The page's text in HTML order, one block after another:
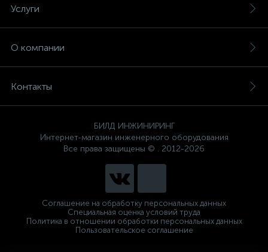
Услуги
О компании
Контакты
БИЛД ИНЖИНИРИНГ
Интернет-магазин инженерного оборудования
Все права защищены © . 2012-2026
Соглашение на обработку персональных данных
Специальная оценка условий труда
Политика в отношении обработки персональных данных
Пользовательское соглашение